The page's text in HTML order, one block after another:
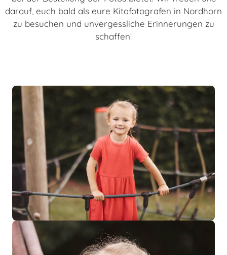
darauf, euch bald als eure Kitafotografen in Nordhorn
zu besuchen und unvergessliche Erinnerungen zu
schaffen!